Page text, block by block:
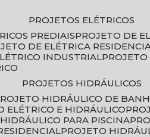
PROJETOS ELÉTRICOS
PREDIAIS PROJETO DE
DE ELÉTRICA
INDUSTRIAL
PROJETOS HIDRÁULICOS
PROJETO HIDRÁULICO DE
ELÉTRICO E HIDRÁULICO
HIDRÁULICO PARA PISCINA
PROJETO